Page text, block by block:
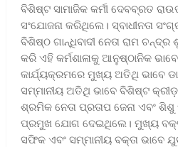
ବିଶିଷ୍ଟ ସାମାଜିକ କର୍ମୀ ଦେବବ୍ରତ
ସଂଯୋଜନା କରିଥିଲେ। ସ୍ବାଧୀନତା
ବିଶିଷ୍ଠ ଗାନ୍ଧିବାଦୀ ନେତା ରାମ
କରି ଏହି କର୍ମଶାଳାକୁ ଆନୁଷ୍ଠାନିକ
କାର୍ଯ୍ୟକ୍ରମରେ ମୁଖ୍ୟ ଅତିଥି ଭାବେ
ସମ୍ମାନୀୟ ଅତିଥି ଭାବେ ବିଶିଷ୍ଟ
ଶ୍ରମିକ ନେତା ପ୍ରତାପ ଜେନା ଏବଂ
ପ୍ରମୁଖ ଯୋଗ ଦେଇଥିଲେ। ମୁଖ୍ୟ ବକ୍ତା
ସଫିକ ଏବଂ ସମ୍ମାନୀୟ ବକ୍ତା ଭାବେ